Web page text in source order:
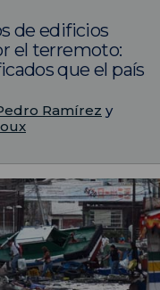
de edificios
el terremoto:
que el país
Ramírez y